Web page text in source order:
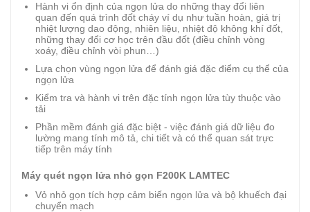
Hành vi ổn định của ngọn lửa do những thay đổi liên
quan đến quá trình đốt cháy ví dụ như tuần hoàn, giá trị
nhiệt lượng dao động, nhiên liệu, nhiệt độ không khí đốt,
những thay đổi cơ học trên đầu đốt (điều chỉnh vòng
xoáy, điều chỉnh vòi phun…)
Lựa chọn vùng ngọn lửa để đánh giá đặc điểm cụ thể của
ngọn lửa
Kiểm tra và hành vi trên đặc tính ngọn lửa tùy thuộc vào
tải
Phần mềm đánh giá đặc biệt - việc đánh giá dữ liệu đo
lường mang tính mô tả, chi tiết và có thể quan sát trực
tiếp trên máy tính
Máy quét ngọn lửa nhỏ gọn F200K LAMTEC
Vỏ nhỏ gọn tích hợp cảm biến ngọn lửa và bộ khuếch đại
chuyển mạch